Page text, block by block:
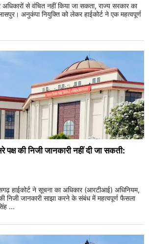
से वंचित नहीं किया जा सकता, राज्य सरकार का
अनुकंपा नियुक्ति को लेकर हाईकोर्ट ने एक महत्वपूर्ण
की निजी जानकारी नहीं दी जा सकती:
हाईकोर्ट ने सूचना का अधिकार (आरटीआई) अधिनियम,
निजी जानकारी साझा करने के संबंध में महत्वपूर्ण फैसला
...